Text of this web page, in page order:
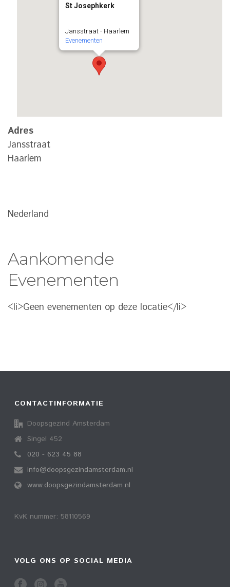
St Josephkerk
Jansstraat - Haarlem
Evenementen
Adres
Jansstraat
Haarlem
Nederland
Aankomende
Evenementen
<li>Geen evenementen op deze locatie</li>
CONTACTINFORMATIE
Doopsgezind Amsterdam
Singel 452
020 - 623 45 88
info@doopsgezindamsterdam.nl
www.doopsgezindamsterdam.nl
KvK nummer: 58110569
VOLG ONS OP SOCIAL MEDIA